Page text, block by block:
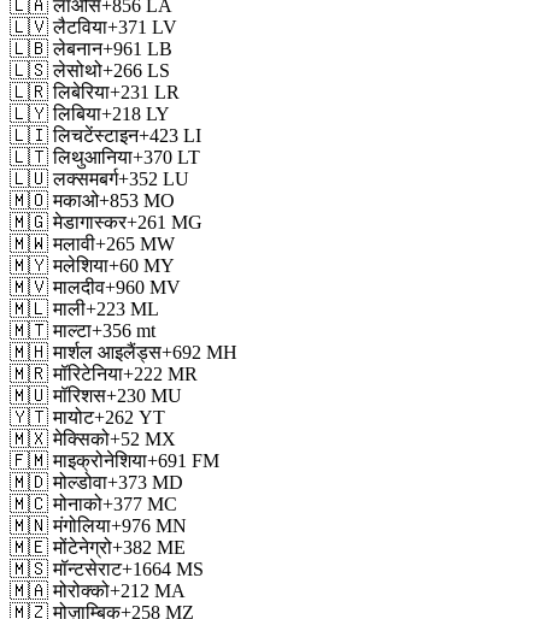
🇱🇦 लाओस+856 LA
🇱🇻 लैटविया+371 LV
🇱🇧 लेबनान+961 LB
🇱🇸 लेसोथो+266 LS
🇱🇷 लिबेरिया+231 LR
🇱🇾 लिबिया+218 LY
🇱🇮 लिचटेंस्टाइन+423 LI
🇱🇹 लिथुआनिया+370 LT
🇱🇺 लक्समबर्ग+352 LU
🇲🇴 मकाओ+853 MO
🇲🇬 मेडागास्कर+261 MG
🇲🇼 मलावी+265 MW
🇲🇾 मलेशिया+60 MY
🇲🇻 मालदीव+960 MV
🇲🇱 माली+223 ML
🇲🇹 माल्टा+356 mt
🇲🇭 मार्शल आइलैंड्स+692 MH
🇲🇷 मॉरिटेनिया+222 MR
🇲🇺 मॉरिशस+230 MU
🇾🇹 मायोट+262 YT
🇲🇽 मेक्सिको+52 MX
🇫🇲 माइक्रोनेशिया+691 FM
🇲🇩 मोल्डोवा+373 MD
🇲🇨 मोनाको+377 MC
🇲🇳 मंगोलिया+976 MN
🇲🇪 मोंटेनेग्रो+382 ME
🇲🇸 मॉन्टसेराट+1664 MS
🇲🇦 मोरोक्को+212 MA
🇲🇿 मोज़ाम्बिक+258 MZ